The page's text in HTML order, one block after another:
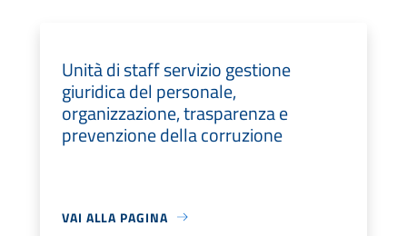
Unità di staff servizio gestione
giuridica del personale,
organizzazione, trasparenza e
prevenzione della corruzione
VAI ALLA PAGINA